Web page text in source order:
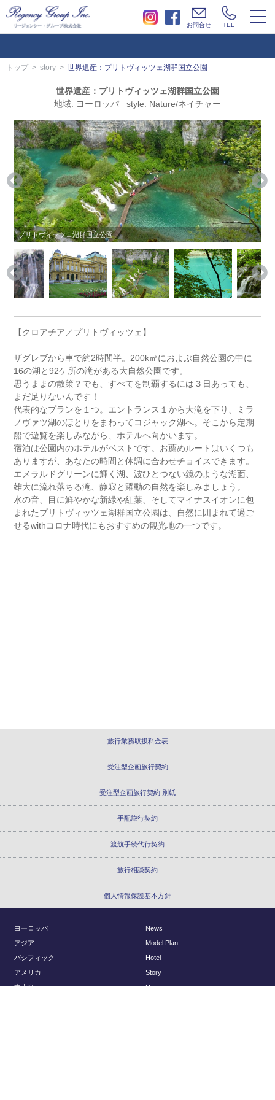
お問合せ TEL
トップ story 世界遺産：プリトヴィッツェ湖群国立公園
世界遺産：プリトヴィッツェ湖群国立公園
地域: ヨーロッパ style: Nature/ネイチャー
プリトヴィッツェ湖群国立公園
【クロアチア／プリトヴィッツェ】
ザグレブから車で約2時間半。200k㎡におよぶ自然公園の中に
16の湖と92ケ所の滝がある大自然公園です。
思うままの散策？でも、すべてを制覇するには３日あっても、
まだ足りないんです！
代表的なプランを１つ。エントランス１から大滝を下り、ミラ
ノヴァツ湖のほとりをまわってコジャック湖へ。そこから定期
船で遊覧を楽しみながら、ホテルへ向かいます。
宿泊は公園内のホテルがベストです。お薦めルートはいくつも
ありますが、あなたの時間と体調に合わせチョイスできます。
エメラルドグリーンに輝く湖、波ひとつない鏡のような湖面、
雄大に流れ落ちる滝、静寂と躍動の自然を楽しみましょう。
水の音、目に鮮やかな新緑や紅葉、そしてマイナスイオンに包
まれたプリトヴィッツェ湖群国立公園は、自然に囲まれて過ご
せるwithコロナ時代にもおすすめの観光地の一つです。
旅行業務取扱料金表
受注型企画旅行契約
受注型企画旅行契約 別紙
手配旅行契約
渡航手続代行契約
旅行相談契約
個人情報保護基本方針
ヨーロッパ
アジア
パシフィック
アメリカ
中南米
News
Model Plan
Hotel
Story
Review